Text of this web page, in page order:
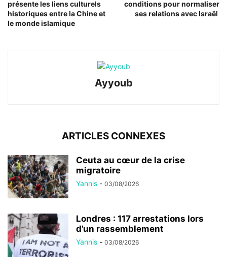
présente les liens culturels
historiques entre la Chine et
le monde islamique
conditions pour normaliser
ses relations avec Israël
Ayyoub
ARTICLES CONNEXES
Ceuta au cœur de la crise
migratoire
Yannis - 03/08/2026
Londres : 117 arrestations lors
d’un rassemblement
Yannis - 03/08/2026